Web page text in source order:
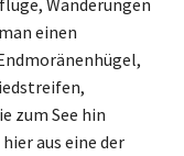
einen
zum See hin
aus eine der